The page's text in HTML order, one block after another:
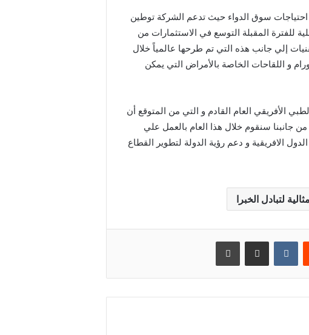
أكثر من 180 مليون عبوه لتلبية احتياجات سوق الدواء حيث تدعم الشركة توطين
المقبلة التوسع في الاستثمارات من
إلي جانب هذه التي تم طرحها عالمياً خلال
و اللقاحات الخاصة بالأمراض التي يمكن
الأفريقي العام القادم و التي من المتوقع أن
جانبنا سنقوم خلال هذا العام بالعمل علي
الافريقية و دعم رؤية الدولة لتطوير القطاع
لتبادل الخبرا
مشاركة عبر البريد طباعة